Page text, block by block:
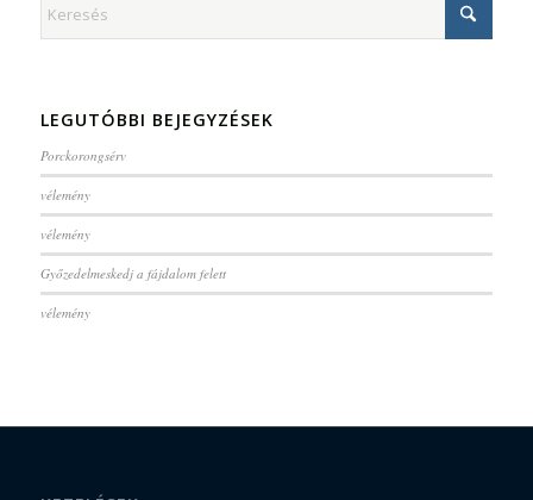
LEGUTÓBBI BEJEGYZÉSEK
Porckorongsérv
vélemény
vélemény
Győzedelmeskedj a fájdalom felett
vélemény